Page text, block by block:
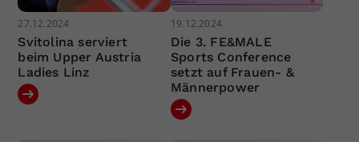
27.12.2024
Svitolina serviert
beim Upper Austria
Ladies Linz
19.12.2024
Die 3. FE&MALE
Sports Conference
setzt auf Frauen- &
Männerpower